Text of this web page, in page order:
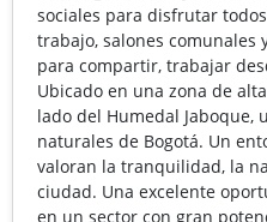
sociales para disfrutar
trabajo, salones comunales
para compartir, trabajar
Ubicado en una zona de
lado del Humedal Jaboque,
naturales de Bogotá. Un
valoran la tranquilidad, la
ciudad. Una excelente
en un sector con gran